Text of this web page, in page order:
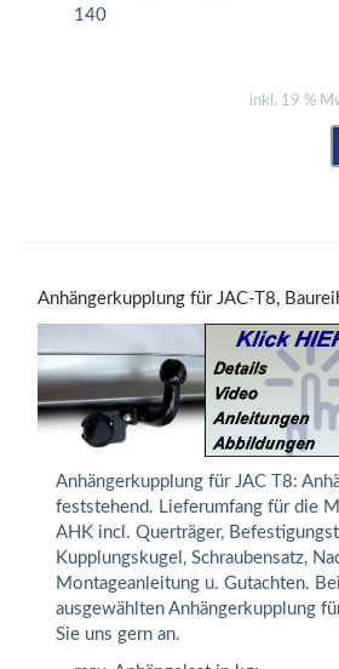
140
inkl. 19 %
Anhängerkupplung für JAC-T8,
Anhängerkupplung für JAC T8:
feststehend. Lieferumfang für die
AHK incl. Querträger,
Kupplungskugel, Schraubensatz,
Montageanleitung u. Gutachten.
ausgewählten Anhängerkupplung
Sie uns gern an.